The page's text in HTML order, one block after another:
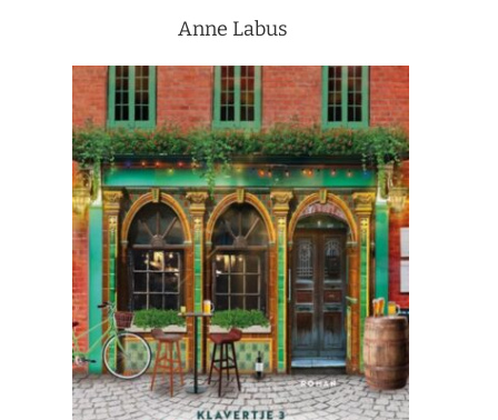
Anne Labus